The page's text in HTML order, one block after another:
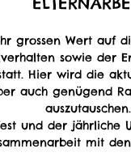
grossen Wert auf
sowie der
Hier wird die
auch genügend
auszutauschen.
und der
mit